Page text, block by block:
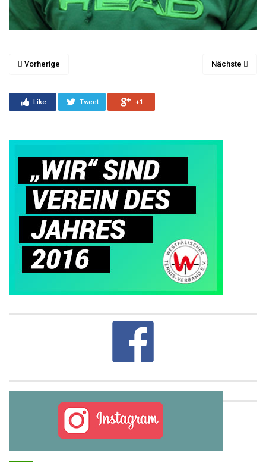
Vorherige Nächste
Like Tweet +1